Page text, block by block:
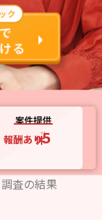
案件提供
報酬あり5
※2
件
査の結果